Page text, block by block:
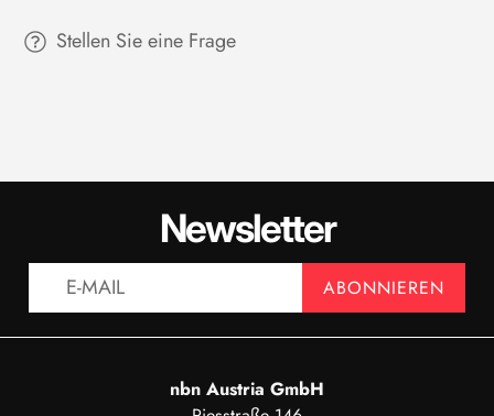
Stellen Sie eine Frage
Newsletter
ABONNIEREN
nbn Austria GmbH